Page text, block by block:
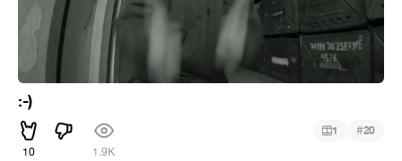
:-)
10 1.9K
1 #20